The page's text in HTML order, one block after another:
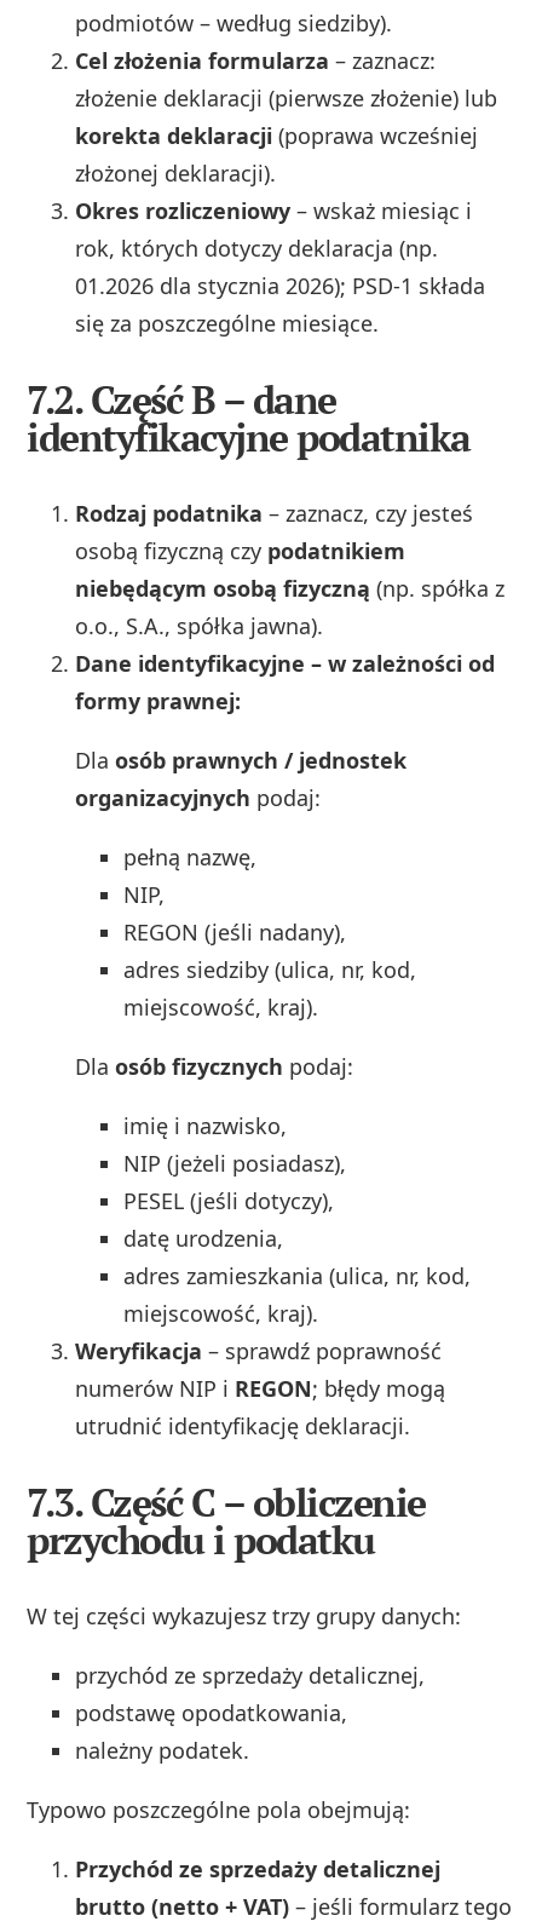
podmiotów – według siedziby).
Cel złożenia formularza – zaznacz:
złożenie deklaracji (pierwsze złożenie) lub
korekta deklaracji (poprawa wcześniej
złożonej deklaracji).
Okres rozliczeniowy – wskaż miesiąc i
rok, których dotyczy deklaracja (np.
01.2026 dla stycznia 2026); PSD‑1 składa
się za poszczególne miesiące.
7.2. Część B – dane
identyfikacyjne podatnika
Rodzaj podatnika – zaznacz, czy jesteś
osobą fizyczną czy podatnikiem
niebędącym osobą fizyczną (np. spółka z
o.o., S.A., spółka jawna).
Dane identyfikacyjne – w zależności od
formy prawnej:
Dlaosób prawnych / jednostek
organizacyjnych podaj:
pełną nazwę,
NIP,
REGON (jeśli nadany),
adres siedziby (ulica, nr, kod,
miejscowość, kraj).
Dlaosób fizycznych podaj:
imię i nazwisko,
NIP (jeżeli posiadasz),
PESEL (jeśli dotyczy),
datę urodzenia,
adres zamieszkania (ulica, nr, kod,
miejscowość, kraj).
Weryfikacja – sprawdź poprawność
numerów NIP i REGON; błędy mogą
utrudnić identyfikację deklaracji.
7.3. Część C – obliczenie
przychodu i podatku
W tej części wykazujesz trzy grupy danych:
przychód ze sprzedaży detalicznej,
podstawę opodatkowania,
należny podatek.
Typowo poszczególne pola obejmują:
Przychód ze sprzedaży detalicznej
brutto (netto + VAT) – jeśli formularz tego